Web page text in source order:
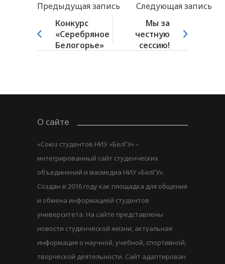
Предыдущая запись
Следующая запись
Конкурс
«Серебряное
Белогорье»
Мы за
честную
сессию!
О сайте
«Союз студентов НИУ «БелГУ» –
интегрированный сайт студенческих
объединений и масмедиа НИУ «БелГУ».
Создан в 2016 году как площадка для общения
и обмена информацией студентов
университета. На сайте представлены
новости студенческой жизни, актуальная
информация о научной, учебной, спортивной,
творческой деятельности. Сайт адаптирован